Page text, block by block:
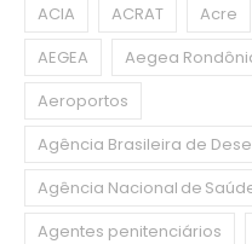
ACIA
ACRAT Acre
AEGEA
Aegea
Aeroportos
Agência Brasileira de
Agência Nacional de
Agentes penitenciários